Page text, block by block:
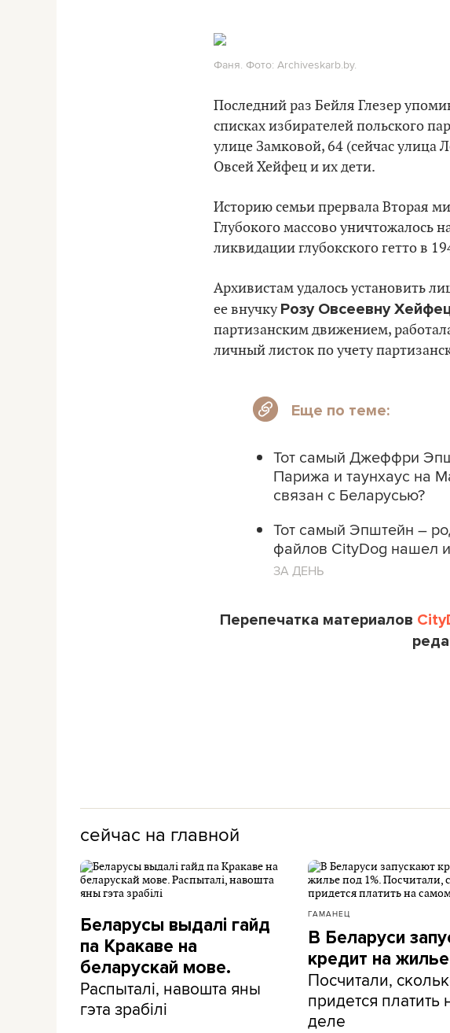
Фаня. Фото: Archiveskarb.by.
Последний раз Бейля Глезер
списках избирателей польского
улице Замковой, 64 (сейчас улица
Овсей Хейфец и их дети.
Историю семьи прервала Вторая
Глубокого массово уничтожалось
ликвидации глубокского гетто в
Архивистам удалось установить
ее внучкуРозу Овсеевну
партизанским движением,
личный листок по учету
Еще по теме:
Тот самый Джеффри
Парижа и таунхаус на
связан с Беларусью?
Тот самый Эпштейн –
файлов CityDog нашел
ЗА ДЕНЬ
Перепечатка материалов
сейчас на главной
Беларусы выдалі гайд
па Кракаве на
беларускай мове.
Распыталі, навошта яны
гэта зрабілі
ГАМАНЕЦ
В Беларуси
кредит на
Посчитали,
придется платить
деле